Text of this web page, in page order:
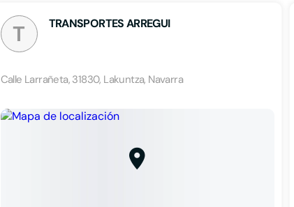
T TRANSPORTES ARREGUI
Calle Larrañeta, 31830, Lakuntza, Navarra